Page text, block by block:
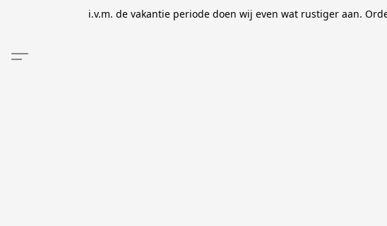
i.v.m. de vakantie periode doen wij even wat rustiger aan.